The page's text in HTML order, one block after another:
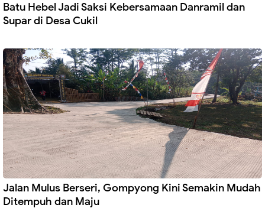
Batu Hebel Jadi Saksi Kebersamaan Danramil dan
Supar di Desa Cukil
Jalan Mulus Berseri, Gompyong Kini Semakin Mudah
Ditempuh dan Maju